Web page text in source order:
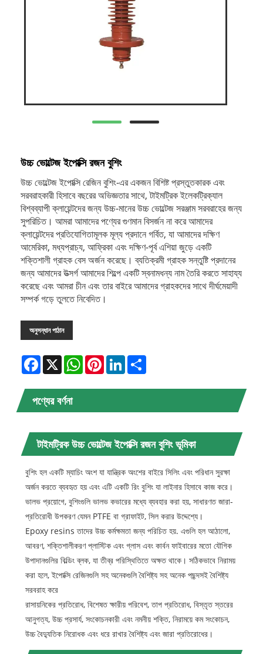
উচ্চ ভোল্টেজ ইপোক্সি রজন বুশিং
উচ্চ ভোল্টেজ ইপোক্সি রেজিন বুশিং-এর একজন বিশিষ্ট প্রস্তুতকারক এবং
সরবরাহকারী হিসাবে বছরের অভিজ্ঞতার সাথে, টাইমট্রিক ইলেকট্রিক্যাল
বিশ্বব্যাপী ক্লায়েন্টদের জন্য উচ্চ-মানের উচ্চ ভোল্টেজ সরঞ্জাম সরবরাহের জন্য
সুপরিচিত। আমরা আমাদের পণ্যের গুণমান বিসর্জন না করে আমাদের
ক্লায়েন্টদের প্রতিযোগিতামূলক মূল্য প্রদানে গর্বিত, যা আমাদের দক্ষিণ
আমেরিকা, মধ্যপ্রাচ্য, আফ্রিকা এবং দক্ষিণ-পূর্ব এশিয়া জুড়ে একটি
শক্তিশালী গ্রাহক বেস অর্জন করেছে। ব্যতিক্রমী গ্রাহক সন্তুষ্টি প্রদানের
জন্য আমাদের উত্সর্গ আমাদের শিল্পে একটি স্বনামধন্য নাম তৈরি করতে সাহায্য
করেছে এবং আমরা চীন এবং তার বাইরে আমাদের গ্রাহকদের সাথে দীর্ঘমেয়াদী
সম্পর্ক গড়ে তুলতে নিবেদিত।
অনুসন্ধান পাঠান
Facebook
X WhatsAppPinterestLinkedIn
পণ্যের বর্ণনা
টাইমট্রিক উচ্চ ভোল্টেজ ইপোক্সি রজন বুশিং ভূমিকা
বুশিং হল একটি ম্যাচিং অংশ যা যান্ত্রিক অংশের বাইরে সিলিং এবং পরিধান সুরক্ষা
অর্জন করতে ব্যবহৃত হয় এবং এটি একটি রিং বুশিং যা লাইনার হিসাবে কাজ করে।
ভালভ প্রয়োগে, বুশিংগুলি ভালভ কভারের মধ্যে ব্যবহার করা হয়, সাধারণত জারা-
প্রতিরোধী উপকরণ যেমন PTFE বা গ্রাফাইট, সিল করার উদ্দেশ্যে।
Epoxy resins তাদের উচ্চ কর্মক্ষমতা জন্য পরিচিত হয়. এগুলি হল আঠালো,
আবরণ, শক্তিশালীকরণ প্লাস্টিক এবং গ্লাস এবং কার্বন ফাইবারের মতো যৌগিক
উপাদানগুলির বিল্ডিং ব্লক, যা তীব্র পরিস্থিতিতে অক্ষত থাকে। সঠিকভাবে নিরাময়
করা হলে, ইপোক্সি রেজিনগুলি সহ অনেকগুলি বৈশিষ্ট্য সহ অনেক পছন্দসই বৈশিষ্ট্য
সরবরাহ করে
রাসায়নিকের প্রতিরোধ, বিশেষত ক্ষারীয় পরিবেশ, তাপ প্রতিরোধ, বিস্তৃত স্তরের
আনুগত্য, উচ্চ প্রসার্য, সংকোচনকারী এবং নমনীয় শক্তি, নিরাময়ে কম সংকোচন,
উচ্চ বৈদ্যুতিক নিরোধক এবং ধরে রাখার বৈশিষ্ট্য এবং জারা প্রতিরোধের।